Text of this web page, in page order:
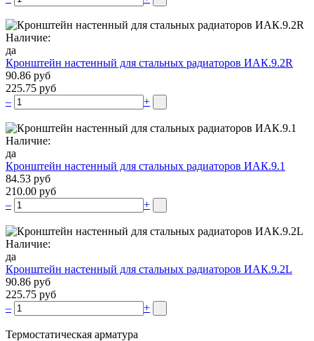
Наличие:
да
Кронштейн настенный для стальных радиаторов ИАК.9.2R
90.86 руб
225.75 руб
–
+
Наличие:
да
Кронштейн настенный для стальных радиаторов ИАК.9.1
84.53 руб
210.00 руб
–
+
Наличие:
да
Кронштейн настенный для стальных радиаторов ИАК.9.2L
90.86 руб
225.75 руб
–
+
Термостатическая арматура